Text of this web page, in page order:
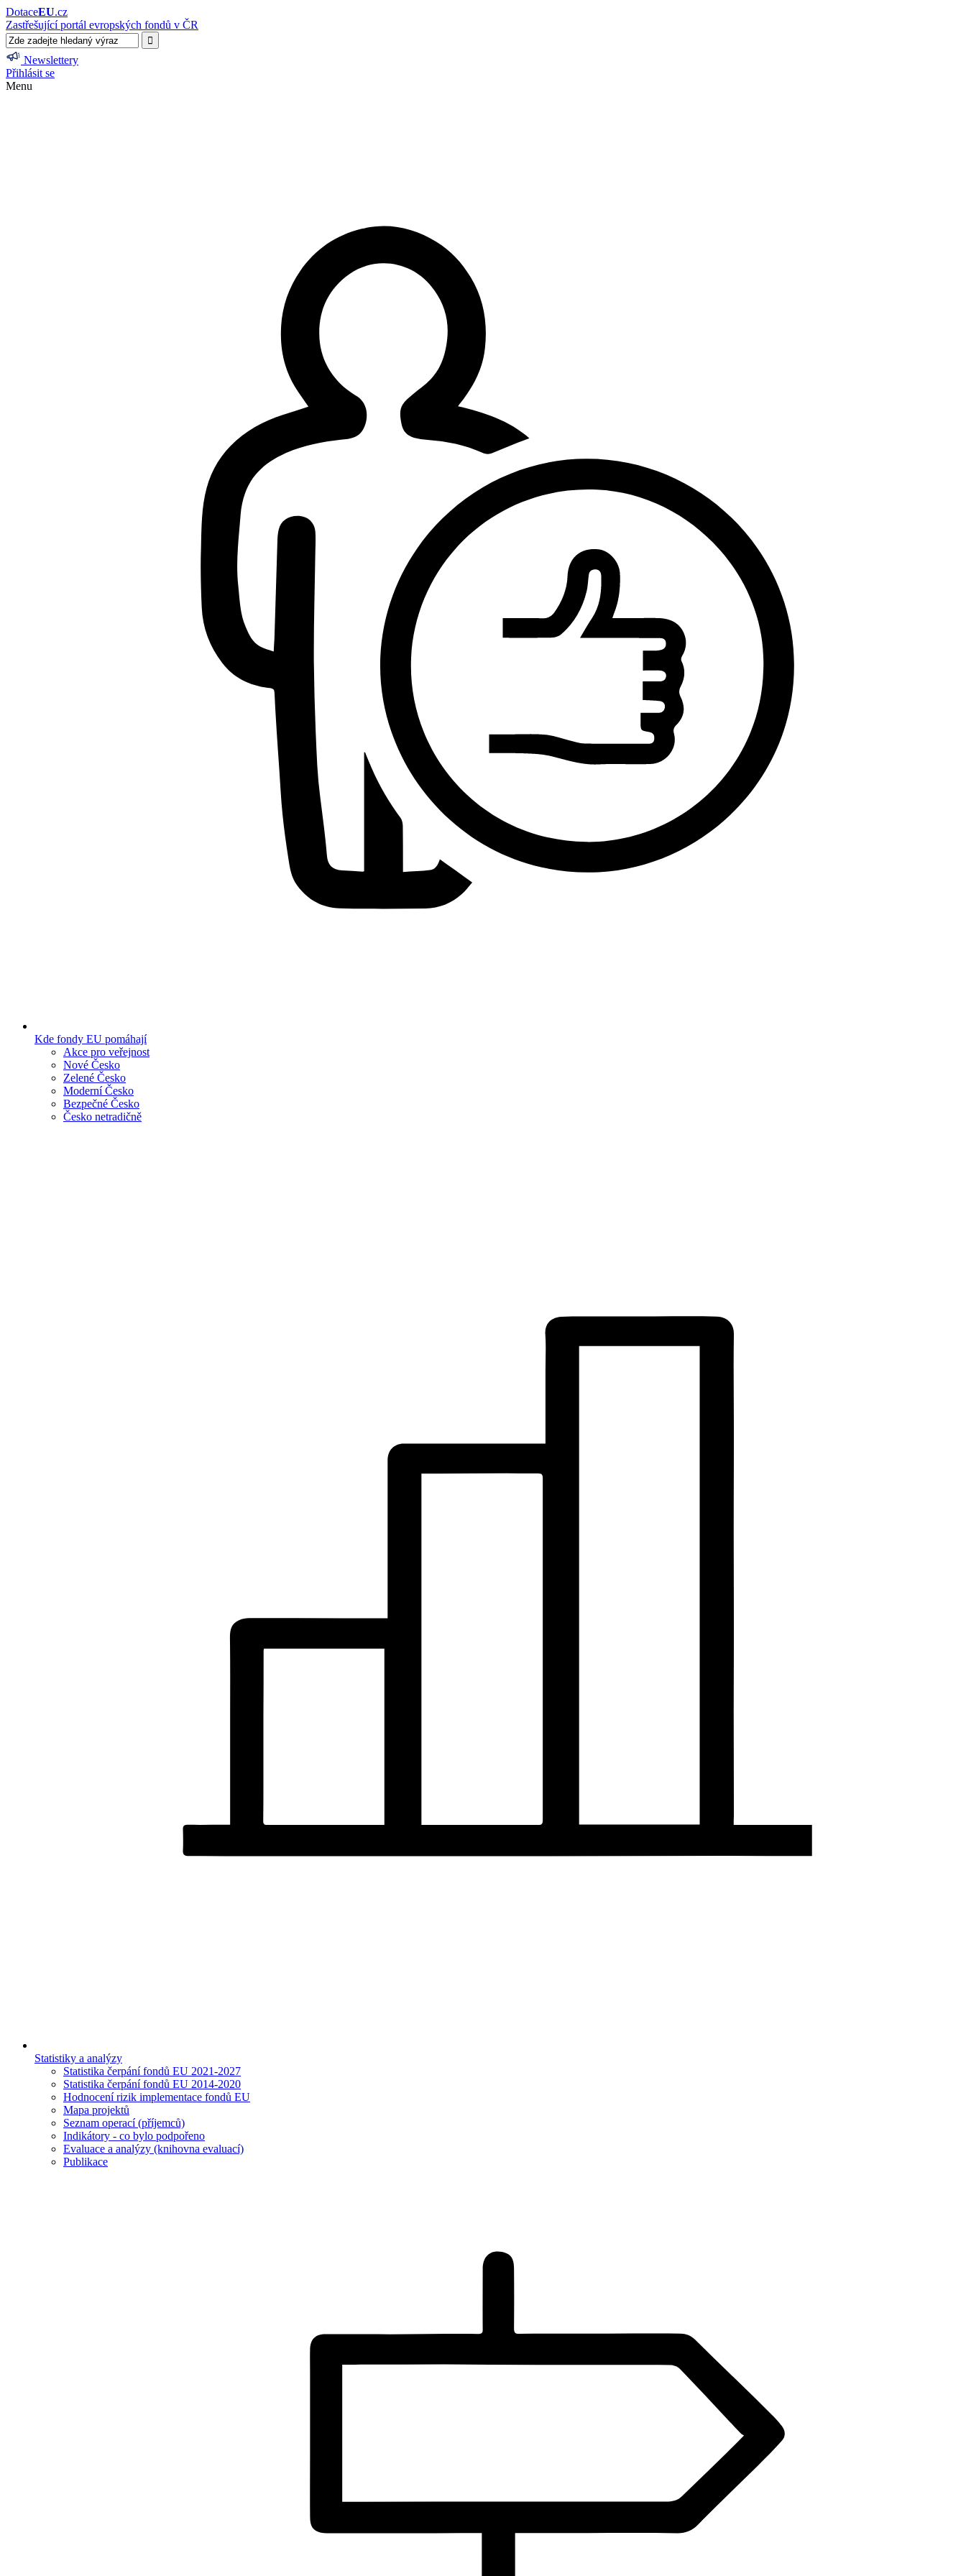
DotaceEU.cz
Zastřešující portál evropských fondů v ČR
Newslettery
Přihlásit se
Menu
Kde fondy EU pomáhají
Akce pro veřejnost
Nové Česko
Zelené Česko
Moderní Česko
Bezpečné Česko
Česko netradičně
Statistiky a analýzy
Statistika čerpání fondů EU 2021-2027
Statistika čerpání fondů EU 2014-2020
Hodnocení rizik implementace fondů EU
Mapa projektů
Seznam operací (příjemců)
Indikátory - co bylo podpořeno
Evaluace a analýzy (knihovna evaluací)
Publikace